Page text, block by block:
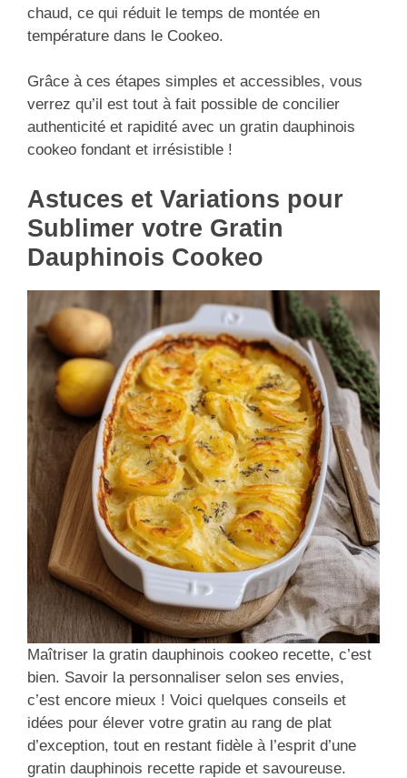
chaud, ce qui réduit le temps de montée en
température dans le Cookeo.
Grâce à ces étapes simples et accessibles, vous
verrez qu’il est tout à fait possible de concilier
authenticité et rapidité avec un gratin dauphinois
cookeo fondant et irrésistible !
Astuces et Variations pour
Sublimer votre Gratin
Dauphinois Cookeo
Maîtriser la gratin dauphinois cookeo recette, c’est
bien. Savoir la personnaliser selon ses envies,
c’est encore mieux ! Voici quelques conseils et
idées pour élever votre gratin au rang de plat
d’exception, tout en restant fidèle à l’esprit d’une
gratin dauphinois recette rapide et savoureuse.